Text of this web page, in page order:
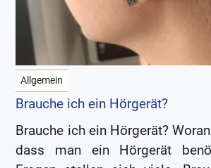
Allgemein
Brauche ich ein Hörgerät?
Brauche ich ein Hörgerät?
dass man ein Hörgerät